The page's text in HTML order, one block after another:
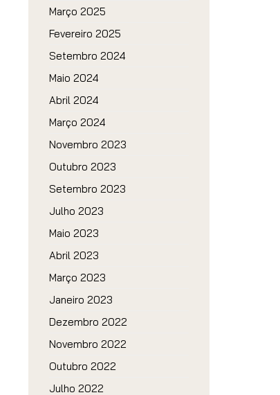
Março 2025
Fevereiro 2025
Setembro 2024
Maio 2024
Abril 2024
Março 2024
Novembro 2023
Outubro 2023
Setembro 2023
Julho 2023
Maio 2023
Abril 2023
Março 2023
Janeiro 2023
Dezembro 2022
Novembro 2022
Outubro 2022
Julho 2022